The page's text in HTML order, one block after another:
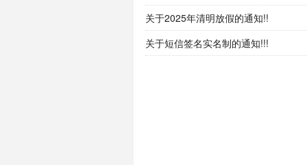
关于2025年清明放假的通知!!
关于短信签名实名制的通知!!!